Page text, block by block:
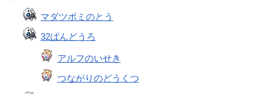
マダツボミのとう
32ばんどうろ
アルフのいせき
つながりのどうくつ